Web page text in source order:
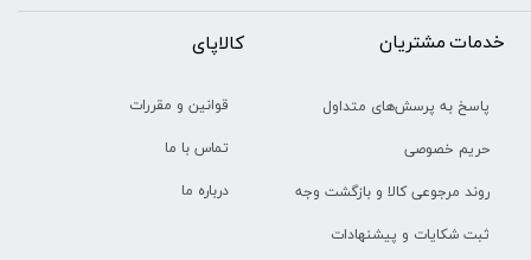
خدمات مشتریان
پاسخ به پرسش‌های متداول
حریم خصوصی
روند مرجوعی کالا و بازگشت وجه
ثبت شکایات و پیشنهادات
​​کالاپای
قوانین و مقررات
تماس با ما
درباره ما